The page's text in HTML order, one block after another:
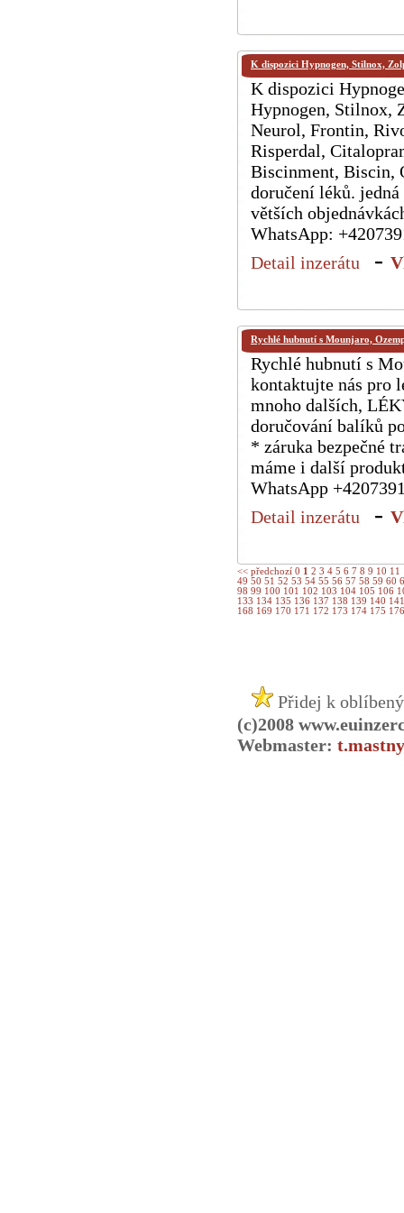
K dispozici Hypnogen, Stilnox,
K dispozici
Hypnogen, Stilnox,
Neurol, Frontin,
Risperdal,
Biscinment, Biscin,
doručení léků.
větších
WhatsApp:
Detail inzerátu
-
Rychlé hubnutí s Mounjaro,
Rychlé hubnutí s
kontaktujte nás pro
mnoho dalších,
doručování balíků
* záruka bezpečné
máme i další
WhatsApp
Detail inzerátu
-
<< předchozí 0 1 2 3 4 5 6 7 8 9 10 11
49 50 51 52 53 54 55 56 57 58 59 60
98 99 100 101 102 103 104 105 106
133 134 135 136 137 138 139 140
168 169 170 171 172 173 174 175
Přidej k
(c)2008
Webmaster: